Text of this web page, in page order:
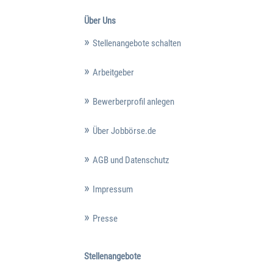
Über Uns
Stellenangebote schalten
Arbeitgeber
Bewerberprofil anlegen
Über Jobbörse.de
AGB und Datenschutz
Impressum
Presse
Stellenangebote